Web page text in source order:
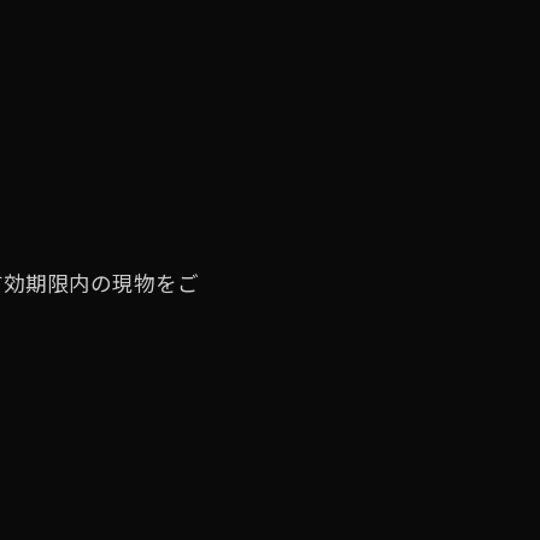
期限内の現物をご